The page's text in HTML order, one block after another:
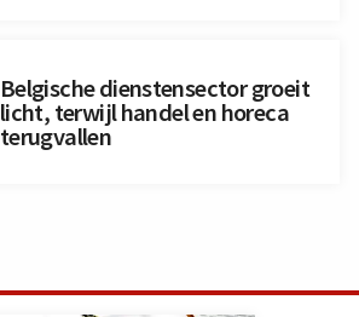
Belgische dienstensector groeit
licht, terwijl handel en horeca
terugvallen